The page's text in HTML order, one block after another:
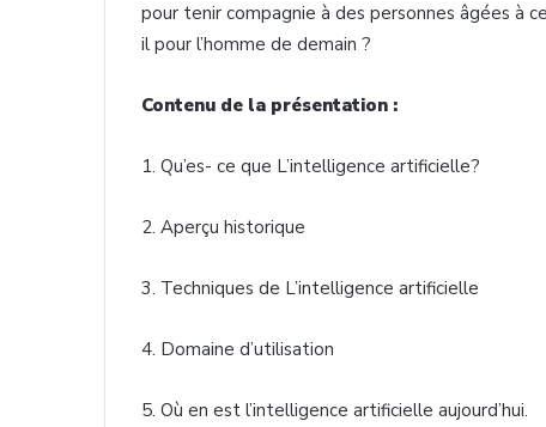
pour tenir compagnie à des personnes âgées à
il pour l’homme de demain ?
Contenu de la présentation :
1. Qu’es- ce que L’intelligence artificielle?
2. Aperçu historique
3. Techniques de L’intelligence artificielle
4. Domaine d’utilisation
5. Où en est l’intelligence artificielle aujourd’hui.